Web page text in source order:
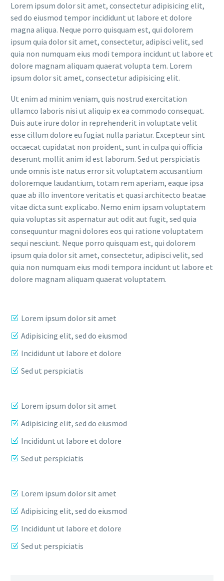
Lorem ipsum dolor sit amet, consectetur adipisicing elit,
sed do eiusmod tempor incididunt ut labore et dolore
magna aliqua. Neque porro quisquam est, qui dolorem
ipsum quia dolor sit amet, consectetur, adipisci velit, sed
quia non numquam eius modi tempora incidunt ut labore et
dolore magnam aliquam quaerat volupta tem. Lorem
ipsum dolor sit amet, consectetur adipisicing elit.
Ut enim ad minim veniam, quis nostrud exercitation
ullamco laboris nisi ut aliquip ex ea commodo consequat.
Duis aute irure dolor in reprehenderit in voluptate velit
esse cillum dolore eu fugiat nulla pariatur. Excepteur sint
occaecat cupidatat non proident, sunt in culpa qui officia
deserunt mollit anim id est laborum. Sed ut perspiciatis
unde omnis iste natus error sit voluptatem accusantium
doloremque laudantium, totam rem aperiam, eaque ipsa
quae ab illo inventore veritatis et quasi architecto beatae
vitae dicta sunt explicabo. Nemo enim ipsam voluptatem
quia voluptas sit aspernatur aut odit aut fugit, sed quia
consequuntur magni dolores eos qui ratione voluptatem
sequi nesciunt. Neque porro quisquam est, qui dolorem
ipsum quia dolor sit amet, consectetur, adipisci velit, sed
quia non numquam eius modi tempora incidunt ut labore et
dolore magnam aliquam quaerat voluptatem.
Lorem ipsum dolor sit amet
Adipisicing elit, sed do eiusmod
Incididunt ut labore et dolore
Sed ut perspiciatis
Lorem ipsum dolor sit amet
Adipisicing elit, sed do eiusmod
Incididunt ut labore et dolore
Sed ut perspiciatis
Lorem ipsum dolor sit amet
Adipisicing elit, sed do eiusmod
Incididunt ut labore et dolore
Sed ut perspiciatis